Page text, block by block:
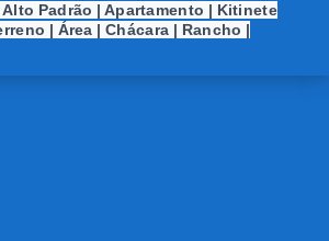
Alto Padrão | Apartamento | Kitinete
| Área | Chácara | Rancho |